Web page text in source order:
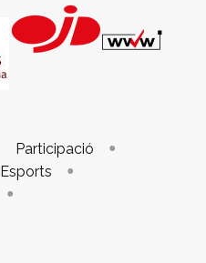
Participació
Esports